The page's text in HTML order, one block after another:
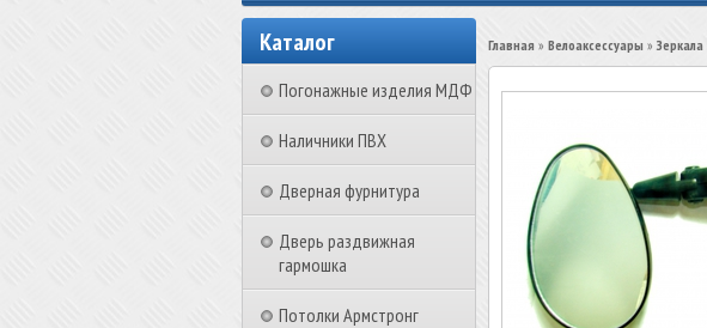
Каталог
Погонажные изделия МДФ
Наличники ПВХ
Дверная фурнитура
Дверь раздвижная
гармошка
Потолки Армстронг
Главная » Велоаксессуары »Зеркала